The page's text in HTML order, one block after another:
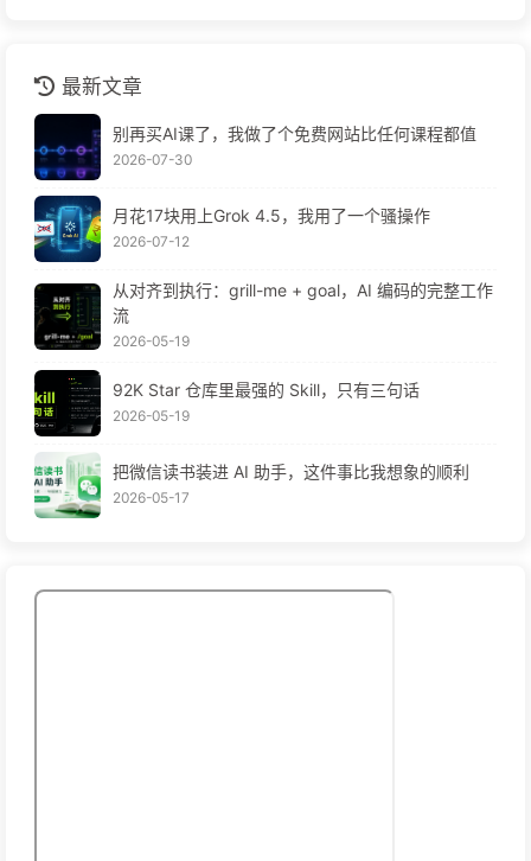
最新文章
别再买AI课了，我做了个免费网站比任何课程都值
2026-07-30
月花17块用上Grok 4.5，我用了一个骚操作
2026-07-12
从对齐到执行：grill-me + goal，AI 编码的完整工作
流
2026-05-19
92K Star 仓库里最强的 Skill，只有三句话
2026-05-19
把微信读书装进 AI 助手，这件事比我想象的顺利
2026-05-17